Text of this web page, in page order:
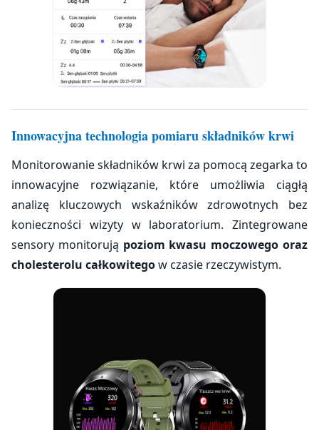
Innowacyjna technologia pomiaru składników krwi
Monitorowanie składników krwi za pomocą zegarka to
innowacyjne rozwiązanie, które umożliwia ciągłą
analizę kluczowych wskaźników zdrowotnych bez
konieczności wizyty w laboratorium. Zintegrowane
sensory monitorują poziom kwasu moczowego oraz
cholesterolu całkowitegow czasie rzeczywistym.